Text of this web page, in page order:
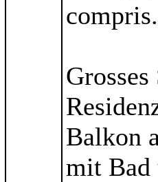
compris.
Balkon
mit Bad